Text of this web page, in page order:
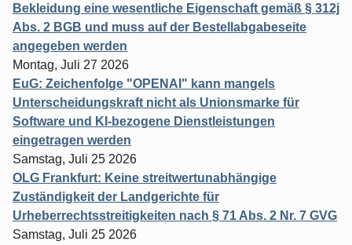
Bekleidung eine wesentliche Eigenschaft gemäß § 312j
Abs. 2 BGB und muss auf der Bestellabgabeseite
angegeben werden
Montag, Juli 27 2026
EuG: Zeichenfolge "OPENAI" kann mangels
Unterscheidungskraft nicht als Unionsmarke für
Software und KI-bezogene Dienstleistungen
eingetragen werden
Samstag, Juli 25 2026
OLG Frankfurt: Keine streitwertunabhängige
Zuständigkeit der Landgerichte für
Urheberrechtsstreitigkeiten nach § 71 Abs. 2 Nr. 7 GVG
Samstag, Juli 25 2026